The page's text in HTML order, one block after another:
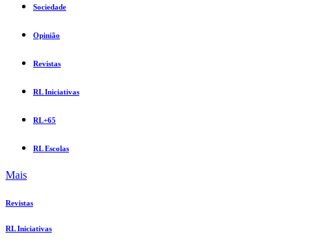
Sociedade
Opinião
Revistas
RL Iniciativas
RL+65
RL Escolas
Mais
Revistas
RL Iniciativas